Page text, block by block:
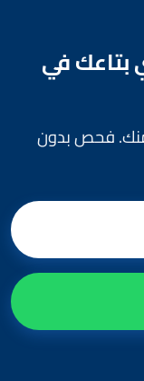
بتاعك في
منك. فحص بدون